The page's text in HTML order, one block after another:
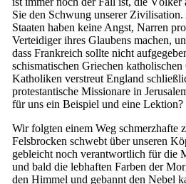
Sie den Schwung unserer Zivilisation.
Staaten haben keine Angst, Narren
Verteidiger ihres Glaubens machen,
dass Frankreich sollte nicht
schismatischen Griechen
Katholiken verstreut England
protestantische Missionare in
für uns ein Beispiel und eine Lektion?
Wir folgten einem Weg schmerzhafte
Felsbrocken schwebt über unseren
gebleicht noch verantwortlich für die
und bald die lebhaften Farben der
den Himmel und gebannt den Nebel